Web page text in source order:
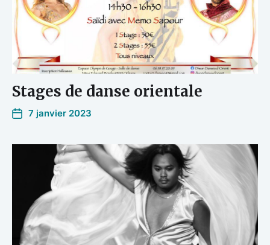
Stages de danse orientale
7 janvier 2023